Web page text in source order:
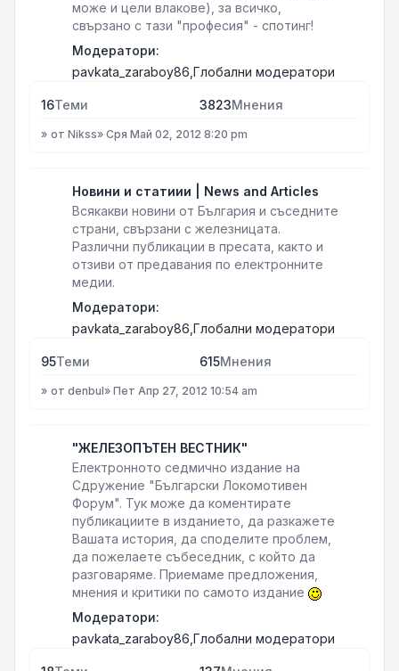
може и цели влакове), за всичко,
свързано с тази "професия" - спотинг!
Модератори:
pavkata_zaraboy86 Глобални модератори
16Теми 3823Мнения
от Nikss» Сря Май 02, 2012 8:20 pm
Новини и статиии | News and Articles
Всякакви новини от България и съседните
страни, свързани с железницата.
Различни публикации в пресата, както и
отзиви от предавания по електронните
медии.
Модератори:
pavkata_zaraboy86 Глобални модератори
95Теми 615Мнения
от denbul» Пет Апр 27, 2012 10:54 am
"ЖЕЛЕЗОПЪТЕН ВЕСТНИК"
Електронното седмично издание на
Сдружение "Български Локомотивен
Форум". Тук може да коментирате
публикациите в изданието, да разкажете
Вашата история, да споделите проблем,
да пожелаете събеседник, с който да
разговаряме. Приемаме предложения,
мнения и критики по самото издание
Модератори:
pavkata_zaraboy86 Глобални модератори